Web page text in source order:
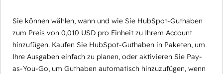
Sie können wählen, wann und wie Sie HubSpot-Guthaben
zum Preis von 0,010 USD pro Einheit zu Ihrem Account
hinzufügen. Kaufen Sie HubSpot-Guthaben in Paketen, um
Ihre Ausgaben einfach zu planen, oder aktivieren Sie Pay-
as-You-Go, um Guthaben automatisch hinzuzufügen, wenn